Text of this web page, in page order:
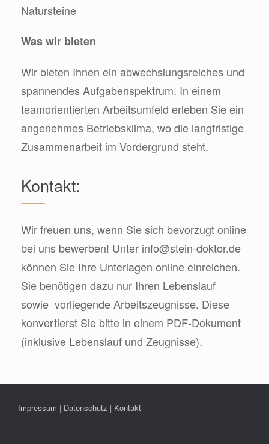
Natursteine
Was wir bieten
Wir bieten Ihnen ein abwechslungsreiches und
spannendes Aufgabenspektrum. In einem
team­orien­tierten Arbeitsumfeld erleben Sie ein
ange­nehmes Betriebs­klima, wo die lang­fristige
Zusammen­arbeit im Vorder­grund steht.
Kontakt:
Wir freuen uns, wenn Sie sich bevorzugt online
bei uns bewerben! Unter info@stein-doktor.de
können Sie Ihre Unterlagen online einreichen.
Sie benötigen dazu nur Ihren Lebenslauf
sowie vorliegende Arbeitszeugnisse. Diese
konvertierst Sie bitte in einem PDF-Dokument
(inklusive Lebenslauf und Zeugnisse).
Impressum | Datenschutz | Kontakt